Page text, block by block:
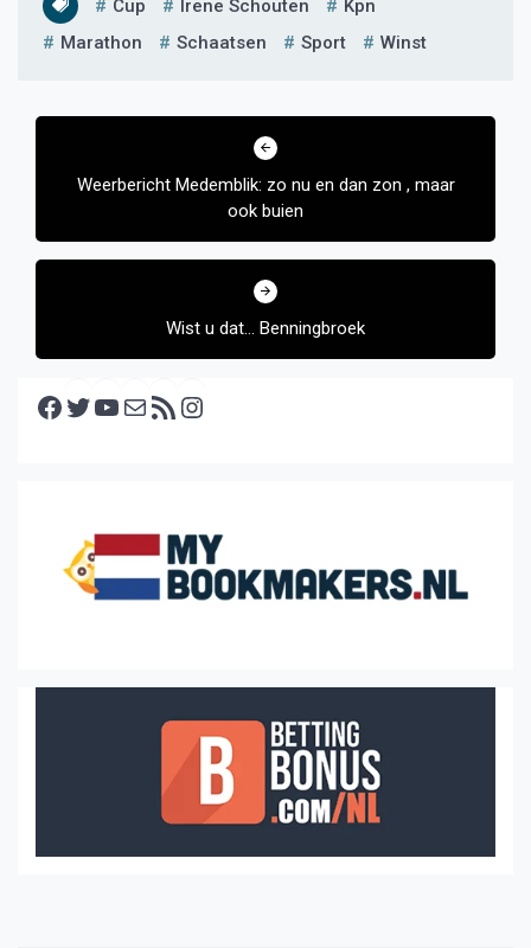
Cup Irene Schouten
Kpn
Marathon
Schaatsen Sport Winst
Bericht
Weerbericht Medemblik: zo nu en dan zon , maar
ook buien
Wist u dat… Benningbroek
Facebook Twitter YouTube E-mail RSS feed